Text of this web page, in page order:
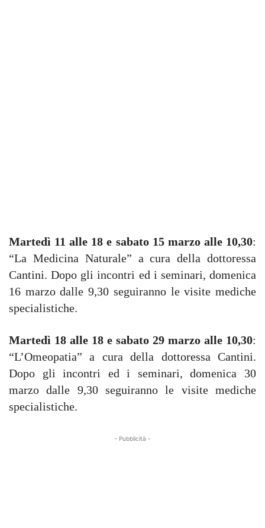
Martedì 11 alle 18 e sabato 15 marzo alle 10,30:
“La Medicina Naturale” a cura della dottoressa
Cantini. Dopo gli incontri ed i seminari, domenica
16 marzo dalle 9,30 seguiranno le visite mediche
specialistiche.
Martedì 18 alle 18 e sabato 29 marzo alle 10,30:
“L’Omeopatia” a cura della dottoressa Cantini.
Dopo gli incontri ed i seminari, domenica 30
marzo dalle 9,30 seguiranno le visite mediche
specialistiche.
- Pubblicità -